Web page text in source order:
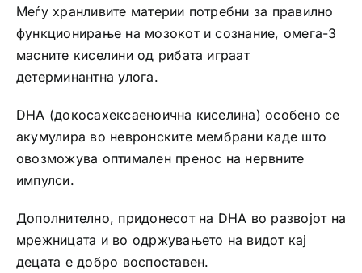
Меѓу хранливите материи потребни за правилно
функционирање на мозокот и сознание, омега-3
масните киселини од рибата играат
детерминантна улога.
DHA (докосахексаеноична киселина) особено се
акумулира во невронските мембрани каде што
овозможува оптимален пренос на нервните
импулси.
Дополнително, придонесот на DHA во развојот на
мрежницата и во одржувањето на видот кај
децата е добро воспоставен.